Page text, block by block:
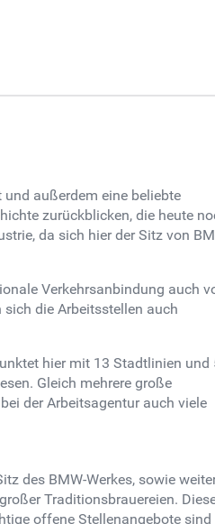
außerdem eine beliebte
zurückblicken, die heute
da sich hier der Sitz von
Verkehrsanbindung auch
die Arbeitsstellen auch
hier mit 13 Stadtlinien und
Gleich mehrere große
der Arbeitsagentur auch viele
des BMW-Werkes, sowie
Traditionsbrauereien.
offene Stellenangebote sind